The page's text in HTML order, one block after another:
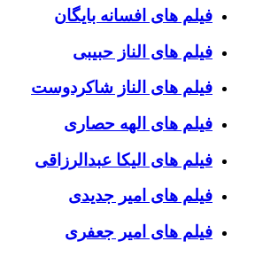
فیلم های افسانه بایگان
فیلم های الناز حبیبی
فیلم های الناز شاکردوست
فیلم های الهه حصاری
فیلم های الیکا عبدالرزاقی
فیلم های امیر جدیدی
فیلم های امیر جعفری